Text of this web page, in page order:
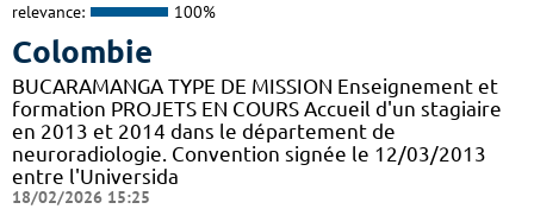
relevance: 100%
Colombie
BUCARAMANGA TYPE DE MISSION Enseignement et
formation PROJETS EN COURS Accueil d'un stagiaire
en 2013 et 2014 dans le département de
neuroradiologie. Convention signée le 12/03/2013
entre l'Universida
18/02/2026 15:25